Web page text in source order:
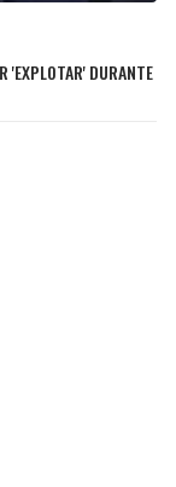
'EXPLOTAR' DURANTE